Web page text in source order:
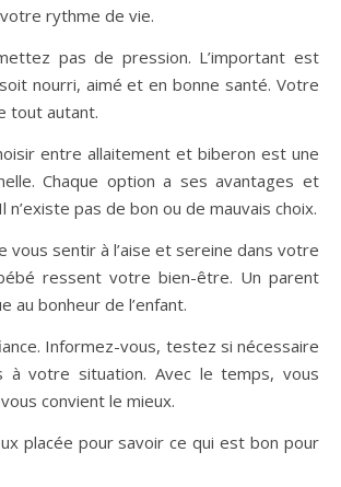
rythme de vie.
pas de pression. L’important est
nourri, aimé et en bonne santé. Votre
tout autant.
entre allaitement et biberon est une
Chaque option a ses avantages et
n’existe pas de bon ou de mauvais choix.
vous sentir à l’aise et sereine dans votre
ressent votre bien-être. Un parent
au bonheur de l’enfant.
Informez-vous, testez si nécessaire
à votre situation. Avec le temps, vous
convient le mieux.
placée pour savoir ce qui est bon pour